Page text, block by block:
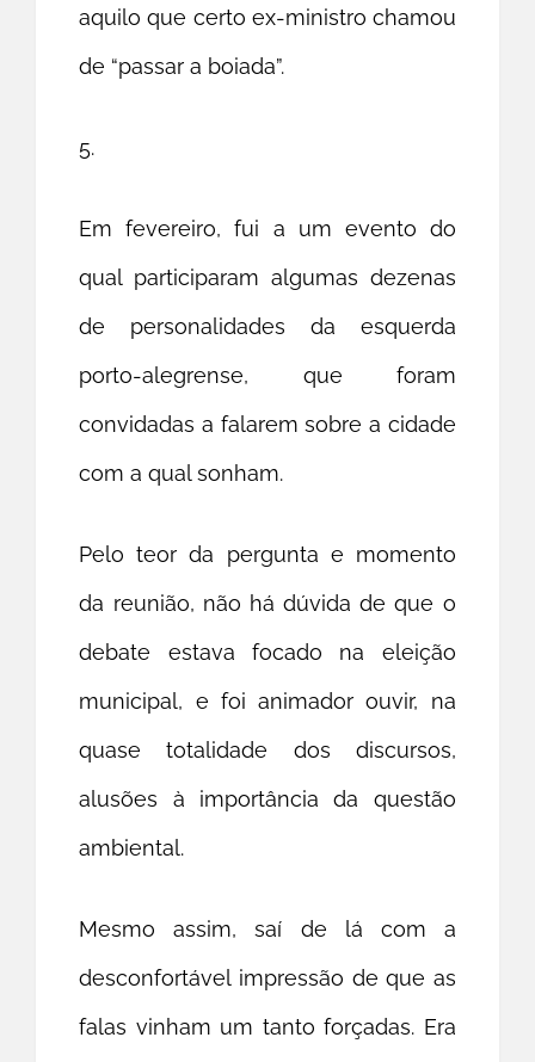
aquilo que certo ex-ministro chamou
de “passar a boiada”.
5.
Em fevereiro, fui a um evento do
qual participaram algumas dezenas
de personalidades da esquerda
porto-alegrense, que foram
convidadas a falarem sobre a cidade
com a qual sonham.
Pelo teor da pergunta e momento
da reunião, não há dúvida de que o
debate estava focado na eleição
municipal, e foi animador ouvir, na
quase totalidade dos discursos,
alusões à importância da questão
ambiental.
Mesmo assim, saí de lá com a
desconfortável impressão de que as
falas vinham um tanto forçadas. Era